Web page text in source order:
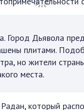
Город Дьявола
плитами.
но жители
места.
который